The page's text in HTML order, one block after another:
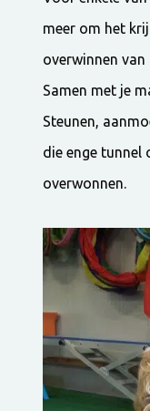
meer om het
overwinnen
Samen met je
Steunen,
die enge tunnel
overwonnen.